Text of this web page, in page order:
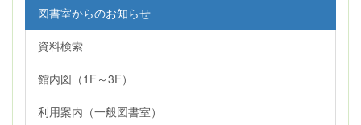
図書室からのお知らせ
資料検索
館内図（1F～3F）
利用案内（一般図書室）